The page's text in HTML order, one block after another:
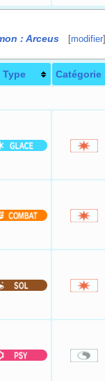
: Arceus [modifier]
Type Catégorie